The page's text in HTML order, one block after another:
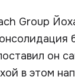
Group
он
в этом